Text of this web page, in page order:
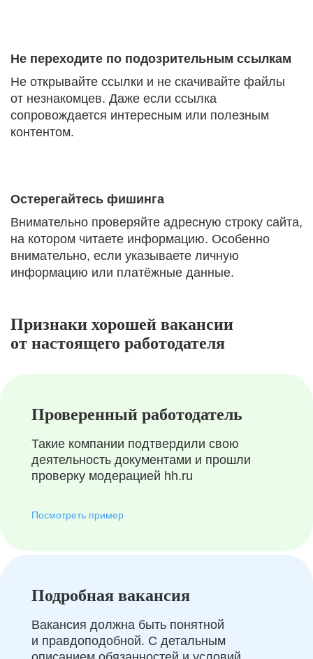
Не переходите по подозрительным ссылкам
Не открывайте ссылки и не скачивайте файлы
от незнакомцев. Даже если ссылка
сопровождается интересным или полезным
контентом.
Остерегайтесь фишинга
Внимательно проверяйте адресную строку сайта,
на котором читаете информацию. Особенно
внимательно, если указываете личную
информацию или платёжные данные.
Признаки хорошей вакансии
от настоящего работодателя
Проверенный работодатель
Такие компании подтвердили свою
деятельность документами и прошли
проверку модерацией hh.ru
Посмотреть пример
Подробная вакансия
Вакансия должна быть понятной
и правдоподобной. С детальным